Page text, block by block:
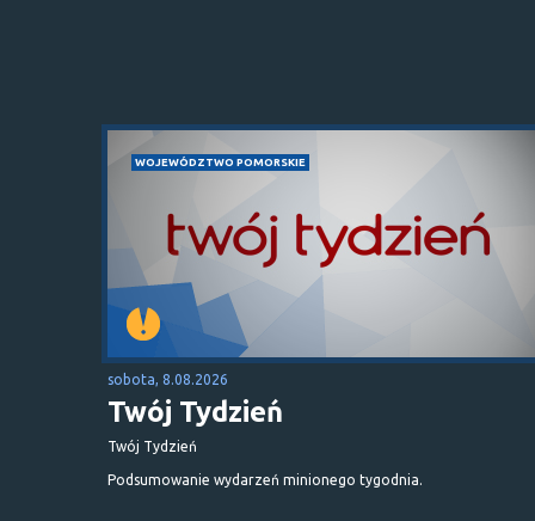
WOJEWÓDZTWO POMORSKIE
sobota, 8.08.2026
Twój Tydzień
Twój Tydzień
Podsumowanie wydarzeń minionego tygodnia.